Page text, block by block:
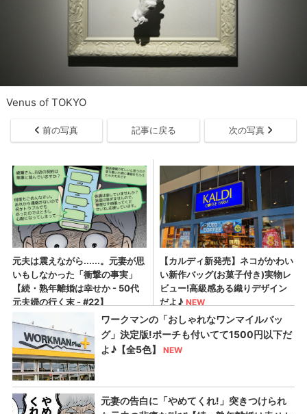
Venus of TOKYO
前の写真 記事に戻る 次の写真